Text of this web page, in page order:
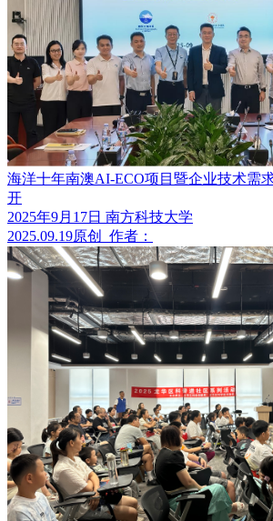
海洋十年南澳AI-ECO项目暨企业技术需
开
2025年9月17日 南方科技大学
2025.09.19原创 作者：